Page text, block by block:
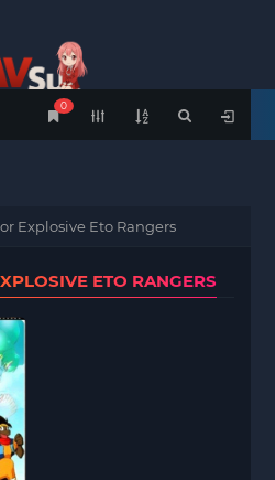
0
Explosive Eto Rangers
ETO RANGERS